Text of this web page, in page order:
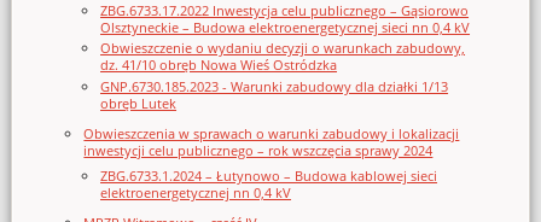
ZBG.6733.17.2022 Inwestycja celu publicznego – Gąsiorowo
Olsztyneckie – Budowa elektroenergetycznej sieci nn 0,4 kV
Obwieszczenie o wydaniu decyzji o warunkach zabudowy,
dz. 41/10 obręb Nowa Wieś Ostródzka
GNP.6730.185.2023 - Warunki zabudowy dla działki 1/13
obręb Lutek
Obwieszczenia w sprawach o warunki zabudowy i lokalizacji
inwestycji celu publicznego – rok wszczęcia sprawy 2024
ZBG.6733.1.2024 – Łutynowo – Budowa kablowej sieci
elektroenergetycznej nn 0,4 kV